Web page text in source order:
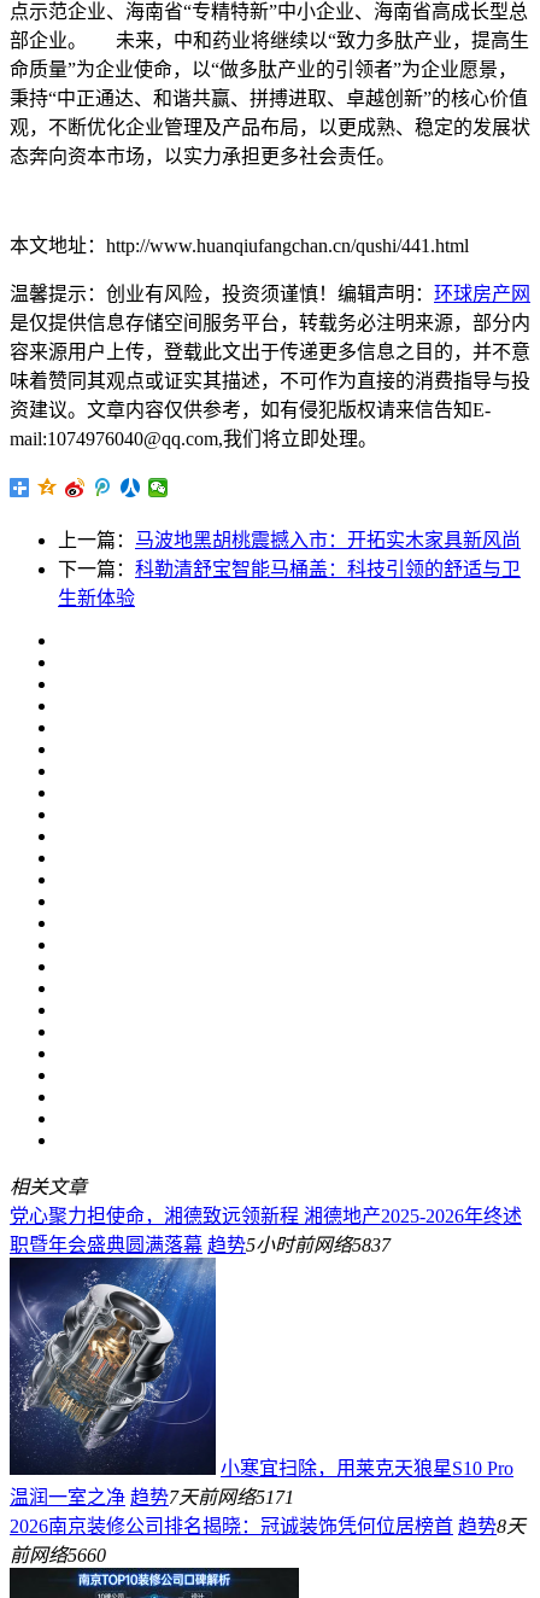
点示范企业、海南省“专精特新”中小企业、海南省高成长型总
部企业。 未来，中和药业将继续以“致力多肽产业，提高生
命质量”为企业使命，以“做多肽产业的引领者”为企业愿景，
秉持“中正通达、和谐共赢、拼搏进取、卓越创新”的核心价值
观，不断优化企业管理及产品布局，以更成熟、稳定的发展状
态奔向资本市场，以实力承担更多社会责任。
本文地址：http://www.huanqiufangchan.cn/qushi/441.html
温馨提示：创业有风险，投资须谨慎！编辑声明： 环球房产网
是仅提供信息存储空间服务平台，转载务必注明来源，部分内
容来源用户上传，登载此文出于传递更多信息之目的，并不意
味着赞同其观点或证实其描述，不可作为直接的消费指导与投
资建议。文章内容仅供参考，如有侵犯版权请来信告知E-
mail:1074976040@qq.com,我们将立即处理。
上一篇： 马波地黑胡桃震撼入市：开拓实木家具新风尚
下一篇： 科勒清舒宝智能马桶盖：科技引领的舒适与卫
生新体验
相关文章
党心聚力担使命，湘德致远领新程 湘德地产2025-2026年终述
职暨年会盛典圆满落幕 趋势5小时前网络5837
小寒宜扫除，用莱克天狼星S10 Pro
温润一室之净 趋势7天前网络5171
2026南京装修公司排名揭晓：冠诚装饰凭何位居榜首 趋势8天
前网络5660